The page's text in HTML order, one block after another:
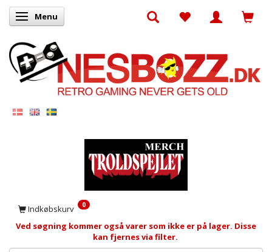
Skifte navigation
Menu
Indkøbskurv 0
Ved søgning kommer også varer som ikke er på lager. Disse
kan fjernes via filter.